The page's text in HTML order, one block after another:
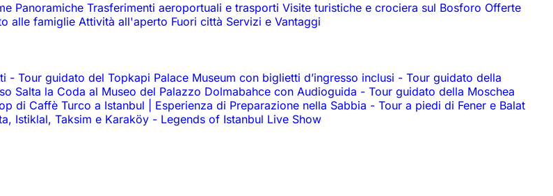
Panoramiche Trasferimenti aeroportuali e trasporti Visite turistiche e crociera sul Bosforo Offerte
alle famiglie Attività all'aperto Fuori città Servizi e Vantaggi
- Tour guidato del Topkapi Palace Museum con biglietti d’ingresso inclusi - Tour guidato della
Salta la Coda al Museo del Palazzo Dolmabahce con Audioguida - Tour guidato della Moschea
di Caffè Turco a Istanbul | Esperienza di Preparazione nella Sabbia - Tour a piedi di Fener e Balat
Istiklal, Taksim e Karaköy - Legends of Istanbul Live Show